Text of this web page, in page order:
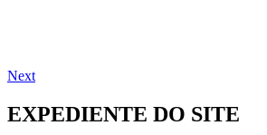
Next
EXPEDIENTE DO SITE